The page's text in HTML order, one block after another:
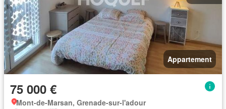
Appartement
75 000 €
Mont-de-Marsan, Grenade-sur-l'adour